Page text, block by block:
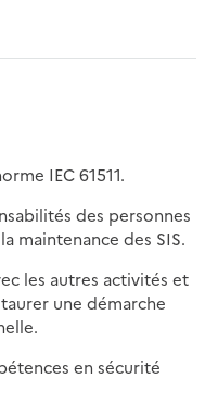
IEC 61511.
des personnes
maintenance des SIS.
les autres activités et
une démarche
en sécurité